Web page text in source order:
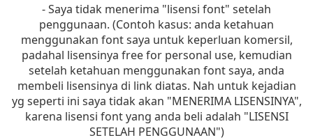
- Saya tidak menerima "lisensi font" setelah
penggunaan. (Contoh kasus: anda ketahuan
menggunakan font saya untuk keperluan komersil,
padahal lisensinya free for personal use, kemudian
setelah ketahuan menggunakan font saya, anda
membeli lisensinya di link diatas. Nah untuk kejadian
yg seperti ini saya tidak akan "MENERIMA LISENSINYA",
karena lisensi font yang anda beli adalah "LISENSI
SETELAH PENGGUNAAN")